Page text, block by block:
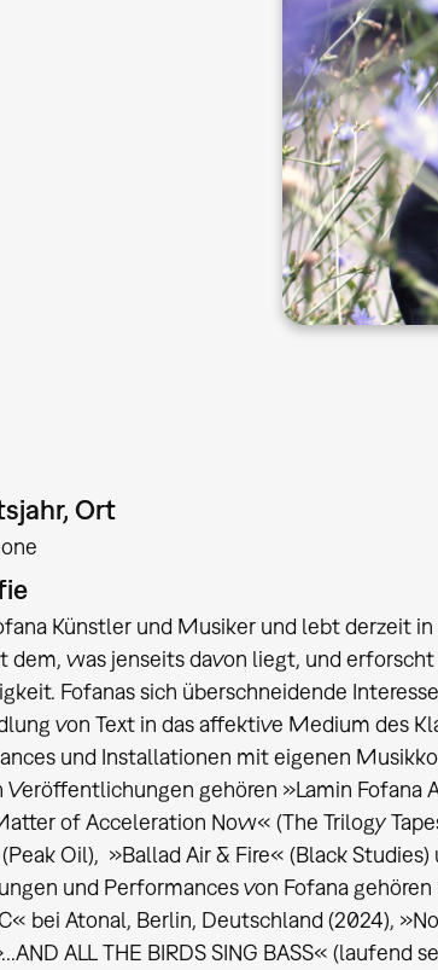
Ort
Künstler und Musiker und lebt derzeit
was jenseits davon liegt, und
Fofanas sich überschneidende
von Text in das affektive Medium des
und Installationen mit eigenen
Veröffentlichungen gehören »Lamin Fofana
of Acceleration Now« (The Trilogy
Oil), »Ballad Air & Fire« (Black
und Performances von Fofana gehören
bei Atonal, Berlin, Deutschland (2024),
ALL THE BIRDS SING BASS«